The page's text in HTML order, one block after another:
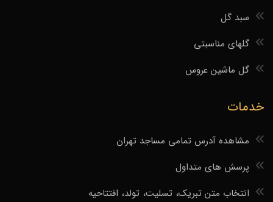
سبد گل
گلهای مناسبتی
گل ماشین عروس
خدمات
مشاهده آدرس تمامی مساجد تهران
پرسش های متداول
انتخاب متن تبریک، تسلیت، تولد، افتتاحیه